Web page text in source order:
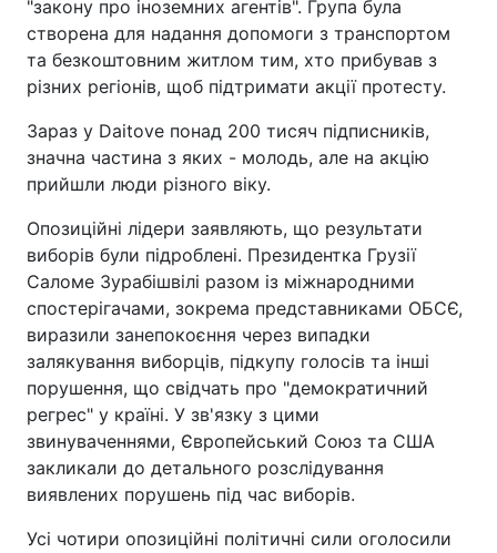
"закону про іноземних агентів". Група була
створена для надання допомоги з транспортом
та безкоштовним житлом тим, хто прибував з
різних регіонів, щоб підтримати акції протесту.
Зараз у Daitove понад 200 тисяч підписників,
значна частина з яких - молодь, але на акцію
прийшли люди різного віку.
Опозиційні лідери заявляють, що результати
виборів були підроблені. Президентка Грузії
Саломе Зурабішвілі разом із міжнародними
спостерігачами, зокрема представниками ОБСЄ,
виразили занепокоєння через випадки
залякування виборців, підкупу голосів та інші
порушення, що свідчать про "демократичний
регрес" у країні. У зв'язку з цими
звинуваченнями, Європейський Союз та США
закликали до детального розслідування
виявлених порушень під час виборів.
Усі чотири опозиційні політичні сили оголосили